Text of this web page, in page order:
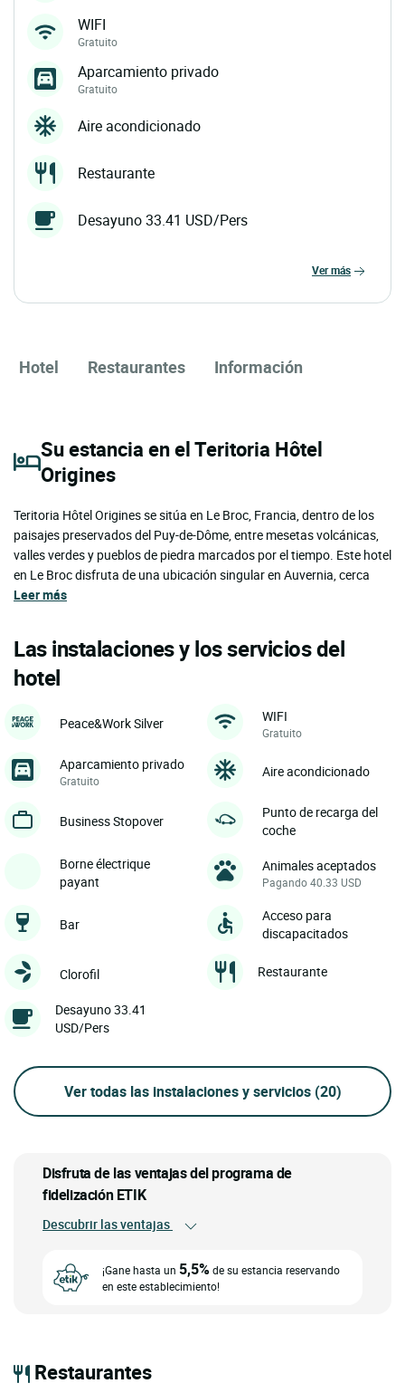
WIFI
Gratuito
Aparcamiento privado
Gratuito
Aire acondicionado
Restaurante
Desayuno 33.41 USD/Pers
ver más
Hotel Restaurantes Información
Su estancia en el Teritoria Hôtel
Origines
Teritoria Hôtel Origines se sitúa en Le Broc, Francia, dentro de los
paisajes preservados del Puy-de-Dôme, entre mesetas volcánicas,
valles verdes y pueblos de piedra marcados por el tiempo. Este hotel
en Le Broc disfruta de una ubicación singular en Auvernia, cerca
Leer más
Las instalaciones y los servicios del
hotel
Peace&Work Silver WIFI
Gratuito
Aparcamiento privado
Gratuito
Aire acondicionado
Business Stopover
Punto de recarga del
coche
Borne électrique
payant
Animales aceptados
Pagando 40.33 USD
Bar
Acceso para
discapacitados
Clorofil Restaurante
Desayuno 33.41
USD/Pers
Ver todas las instalaciones y servicios (20)
Disfruta de las ventajas del programa de
fidelización ETIK
Descubrir las ventajas
¡Gane hasta un 5,5%de su estancia reservando
en este establecimiento!
Restaurantes